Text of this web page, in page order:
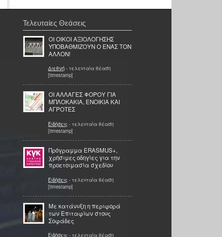
Τελευταίες Θεάσεις
ΟΙ ΟΙΚΟΙ ΑΞΙΟΛΟΓΗΣΗΣ
ΥΠΟΒΑΘΜΙΖΟΥΝ Ο ΕΝΑΣ ΤΟΝ
ΑΛΛΟΝ!
Διεθνή - τελευταία θέαση
[timestamp]
ΟΙ ΑΛΛΑΓΕΣ ΦΟΡΟΥ ΓΙΑ
ΜΠΛΟΚΑΚΙΑ, ΕΝΟΙΚΙΑ ΚΑΙ
ΑΓΡΟΤΕΣ
Ειδήσεις - τελευταία θέαση
[timestamp]
Πρόγραμμα ERASMUS+,
χρήσιμες οδηγίες για την
προετοιμασία σχεδίου
Ειδήσεις - τελευταία θέαση
[timestamp]
Με κατάνυξη η περιφορά
των Επιταφίων στους
Σοφάδες
Ειδήσεις - τελευταία θέαση